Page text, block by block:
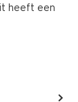
heeft een